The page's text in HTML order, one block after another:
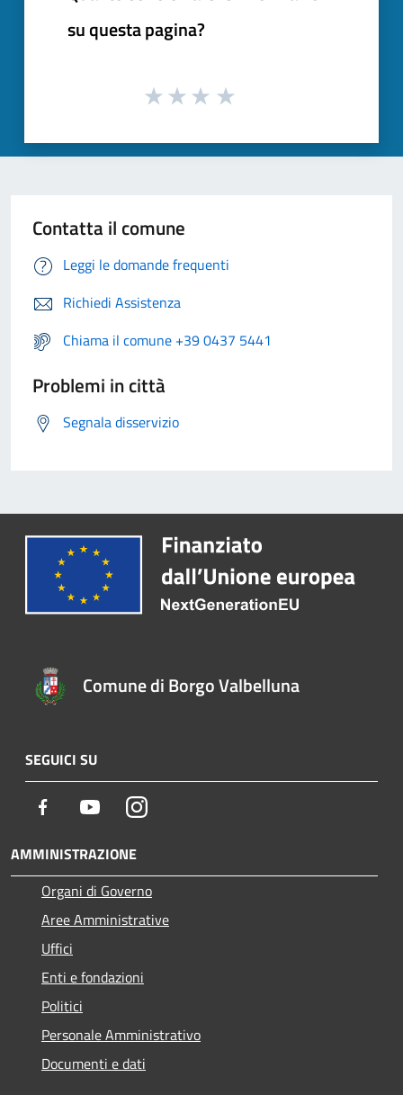
su questa pagina?
Contatta il comune
Leggi le domande frequenti
Richiedi Assistenza
Chiama il comune +39 0437 5441
Problemi in città
Segnala disservizio
Comune di Borgo Valbelluna
SEGUICI SU
Facebook YoutubeInstagram
AMMINISTRAZIONE
Organi di Governo
Aree Amministrative
Uffici
Enti e fondazioni
Politici
Personale Amministrativo
Documenti e dati